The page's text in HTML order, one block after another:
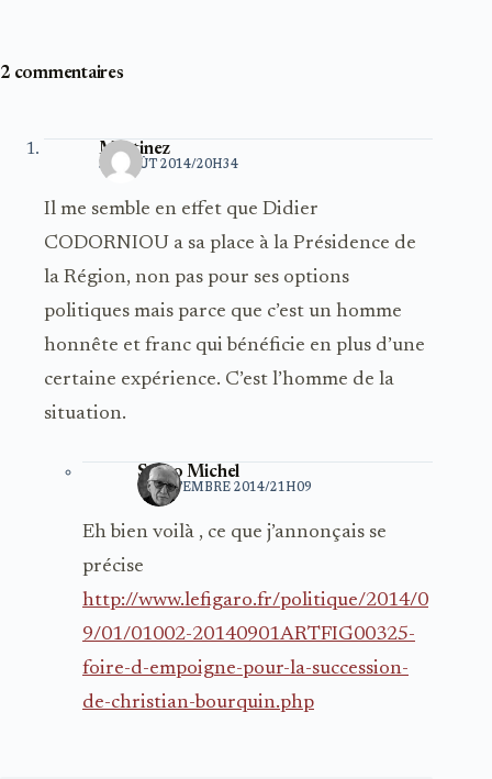
2 commentaires
Martinez
31 AOÛT 2014/20H34
Il me semble en effet que Didier
CODORNIOU a sa place à la Présidence de
la Région, non pas pour ses options
politiques mais parce que c’est un homme
honnête et franc qui bénéficie en plus d’une
certaine expérience. C’est l’homme de la
situation.
Santo Michel
1 SEPTEMBRE 2014/21H09
Eh bien voilà , ce que j’annonçais se
précise
http://www.lefigaro.fr/politique/2014/0
9/01/01002-20140901ARTFIG00325-
foire-d-empoigne-pour-la-succession-
de-christian-bourquin.php